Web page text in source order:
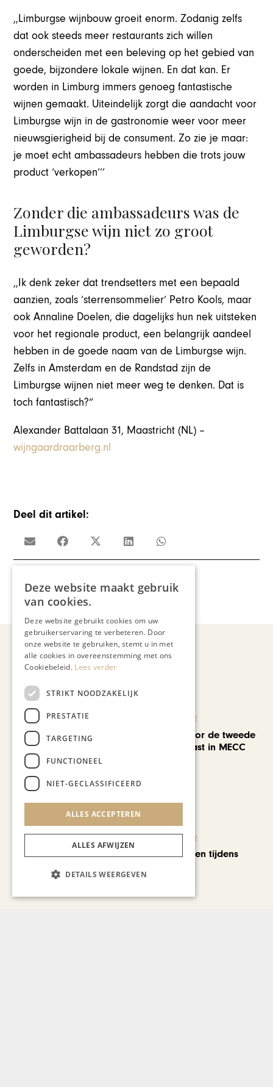
,,Limburgse wijnbouw groeit enorm. Zodanig zelfs
dat ook steeds meer restaurants zich willen
onderscheiden met een beleving op het gebied van
goede, bijzondere lokale wijnen. En dat kan. Er
worden in Limburg immers genoeg fantastische
wijnen gemaakt. Uiteindelijk zorgt die aandacht voor
Limburgse wijn in de gastronomie weer voor meer
nieuwsgierigheid bij de consument. Zo zie je maar:
je moet echt ambassadeurs hebben die trots jouw
product ‘verkopen’’’
Zonder die ambassadeurs was de
Limburgse wijn niet zo groot
geworden?
,,Ik denk zeker dat trendsetters met een bepaald
aanzien, zoals ‘sterrensommelier’ Petro Kools, maar
ook Annaline Doelen, die dagelijks hun nek uitsteken
voor het regionale product, een belangrijk aandeel
hebben in de goede naam van de Limburgse wijn.
Zelfs in Amsterdam en de Randstad zijn de
Limburgse wijnen niet meer weg te denken. Dat is
toch fantastisch?”
Alexander Battalaan 31, Maastricht (NL) –
wijngaardraarberg.nl
Deel dit artikel:
Meer artikelen over:
Gastronomie,Wijnen
Recent nieuws
KUNST & CULTUUR
EuropArtFair voor de tweede
keer op rij te gast in MECC
KUNST & CULTUUR
Wereldse beelden tijdens
Deze website maakt gebruik
van cookies.
Deze website gebruikt cookies om uw
gebruikerservaring te verbeteren. Door
onze website te gebruiken, stemt u in met
alle cookies in overeenstemming met ons
Cookiebeleid. Lees verder
STRIKT NOODZAKELIJK
PRESTATIE
TARGETING
FUNCTIONEEL
NIET-GECLASSIFICEERD
ALLES ACCEPTEREN
ALLES AFWIJZEN
DETAILS WEERGEVEN